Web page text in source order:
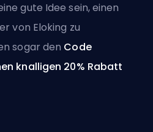
gute Idee sein, einen
von Eloking zu
sogar den Code
knalligen 20% Rabatt